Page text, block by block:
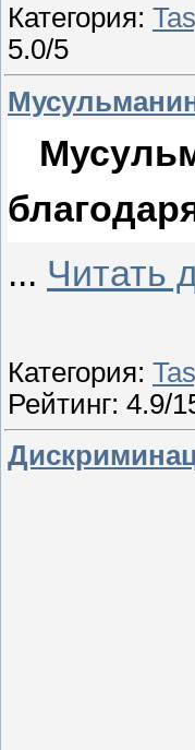
Категория:
5.0/5
... Читать
Категория:
Рейтинг: 4.9/